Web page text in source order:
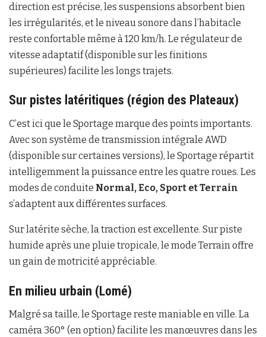
direction est précise, les suspensions absorbent bien
les irrégularités, et le niveau sonore dans l’habitacle
reste confortable même à 120 km/h. Le régulateur de
vitesse adaptatif (disponible sur les finitions
supérieures) facilite les longs trajets.
Sur pistes latéritiques (région des Plateaux)
C’est ici que le Sportage marque des points importants.
Avec son système de transmission intégrale AWD
(disponible sur certaines versions), le Sportage répartit
intelligemment la puissance entre les quatre roues. Les
modes de conduite Normal, Eco, Sport et Terrain
s’adaptent aux différentes surfaces.
Sur latérite sèche, la traction est excellente. Sur piste
humide après une pluie tropicale, le mode Terrain offre
un gain de motricité appréciable.
En milieu urbain (Lomé)
Malgré sa taille, le Sportage reste maniable en ville. La
caméra 360° (en option) facilite les manœuvres dans les